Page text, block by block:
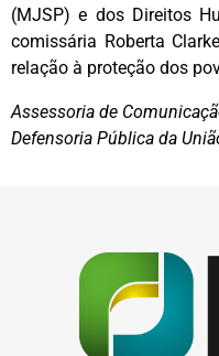
(MJSP) e dos Direitos
comissária Roberta
relação à proteção dos
Assessoria de
Defensoria Pública da